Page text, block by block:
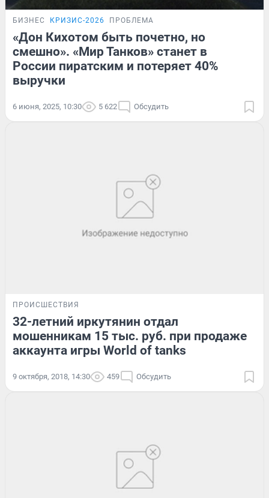
БИЗНЕС КРИЗИС-2026 ПРОБЛЕМА
«Дон Кихотом быть почетно, но
смешно». «Мир Танков» станет в
России пиратским и потеряет 40%
выручки
6 июня, 2025, 10:30 5 622 Обсудить
ПРОИСШЕСТВИЯ
32-летний иркутянин отдал
мошенникам 15 тыс. руб. при продаже
аккаунта игры World of tanks
9 октября, 2018, 14:30 459 Обсудить